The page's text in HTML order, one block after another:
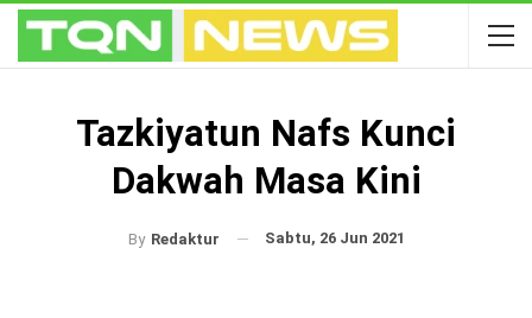
Tazkiyatun Nafs Kunci
Dakwah Masa Kini
By Redaktur Sabtu, 26 Jun 2021